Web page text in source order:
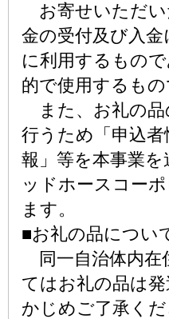
お寄せいただい
金の受付及び入
に利用するもの
的で使用するもの
また、お礼の品
行うため「申込
報」等を本事業
ッドホースコー
ます。
■お礼の品につい
同一自治体内在
てはお礼の品は
かじめご了承くだ